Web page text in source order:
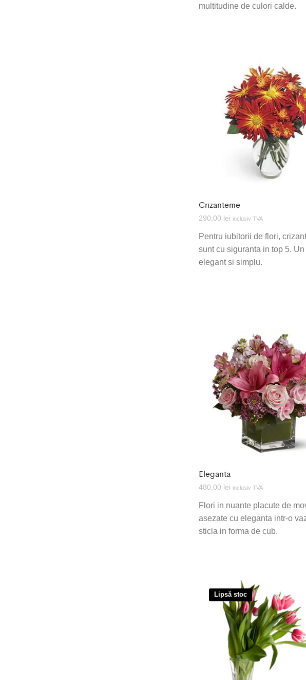
multitudine de culori calde.
Crizanteme
290,00 lei inclusiv TVA
Pentru iubitorii de flori,
sunt cu siguranta in top 5.
elegant si simplu.
Eleganta
480,00 lei inclusiv TVA
Flori in nuante placute de
asezate cu eleganta intr-o
sticla in forma de cub.
Lipsă stoc